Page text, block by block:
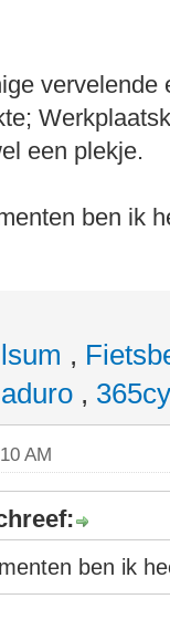
een plekje.
ben ik
,
,
AM
ben ik